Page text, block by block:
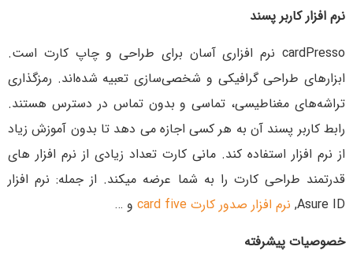
نرم افزار کاربر پسند
cardPresso نرم افزاری آسان برای طراحی و چاپ کارت است.
ابزارهای طراحی گرافیکی و شخصی‌سازی تعبیه شده‌اند. رمزگذاری
تراشه‌های مغناطیسی، تماسی و بدون تماس در دسترس هستند.
رابط کاربر پسند آن به هر کسی اجازه می دهد تا بدون آموزش زیاد
از نرم افزار استفاده کند. مانی کارت تعداد زیادی از نرم افزار های
قدرتمند طراحی کارت را به شما عرضه میکند. از جمله: نرم افزار
Asure ID, نرم افزار صدور کارت card five
و …
خصوصیات پیشرفته